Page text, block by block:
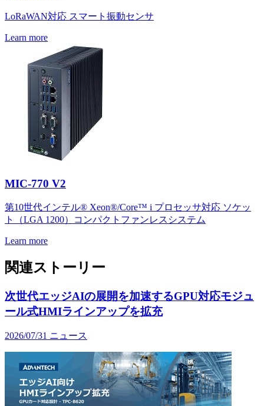
LoRaWAN対応 スマート振動センサ
Learn more
MIC-770 V2
第10世代インテル® Xeon®/Core™ i プロセッサ対応 ソケッ
ト（LGA 1200）コンパクトファンレスシステム
Learn more
関連ストーリー
次世代エッジAIの展開を加速するGPU対応モジュ
ール式HMIラインアップを拡充
2026/07/31 ニュース